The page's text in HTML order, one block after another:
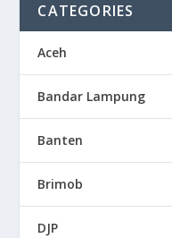
CATEGORIES
Aceh
Bandar Lampung
Banten
Brimob
DJP